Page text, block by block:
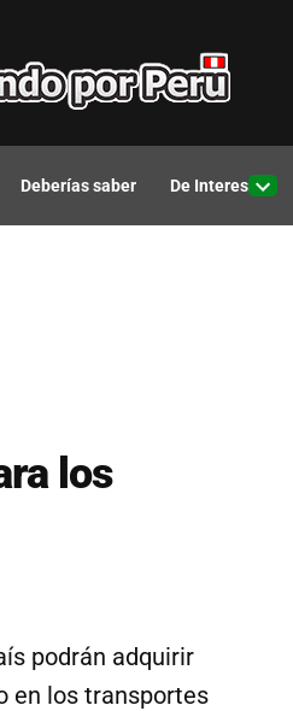
Deberías saber De Interes
los
podrán adquirir
en los transportes